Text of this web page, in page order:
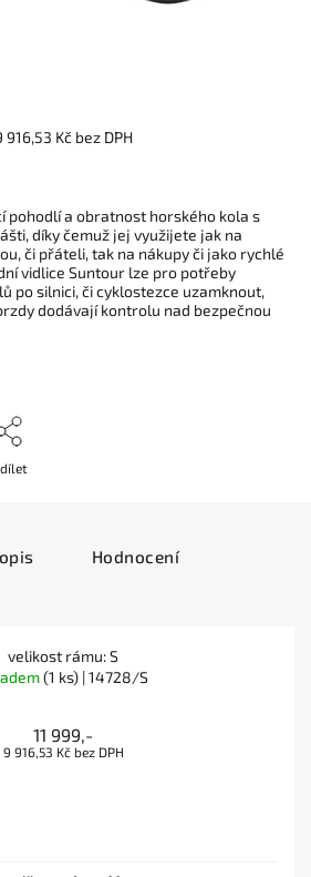
916,53 Kč bez DPH
pohodlí a obratnost horského kola s
díky čemuž jej využijete jak na
či přáteli, tak na nákupy či jako rychlé
vidlice Suntour lze pro potřeby
po silnici, či cyklostezce uzamknout,
dodávají kontrolu nad bezpečnou
Hodnocení
velikost rámu: S
(1 ks)| 14728/S
11 999,-
9 916,53 Kč bez DPH